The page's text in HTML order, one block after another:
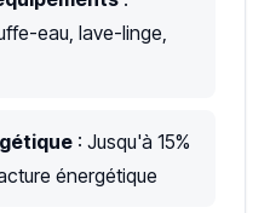
eau, lave-linge,
: Jusqu'à 15%
énergétique